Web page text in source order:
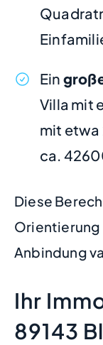
Ein
Villa mit
mit
ca.
Diese
Orientierung
Anbindung
Ihr
89143